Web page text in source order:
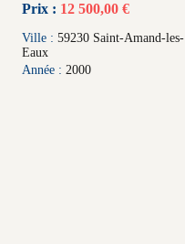
Prix : 12 500,00 €
Ville : 59230 Saint-Amand-les-
Eaux
Année : 2000